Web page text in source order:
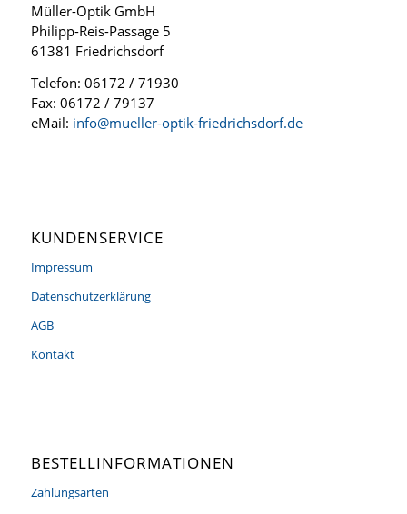
Müller-Optik GmbH
Philipp-Reis-Passage 5
61381 Friedrichsdorf
Telefon: 06172 / 71930
Fax: 06172 / 79137
eMail: info@mueller-optik-friedrichsdorf.de
KUNDENSERVICE
Impressum
Datenschutzerklärung
AGB
Kontakt
BESTELLINFORMATIONEN
Zahlungsarten